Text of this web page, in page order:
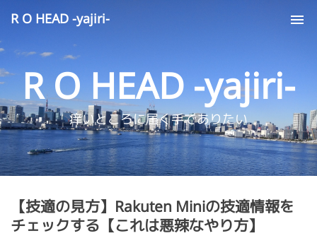
R O HEAD -yajiri-
R O HEAD -yajiri-
痒いところに届く手でありたい
【技適の見方】Rakuten Miniの技適情報を
チェックする【これは悪辣なやり方】